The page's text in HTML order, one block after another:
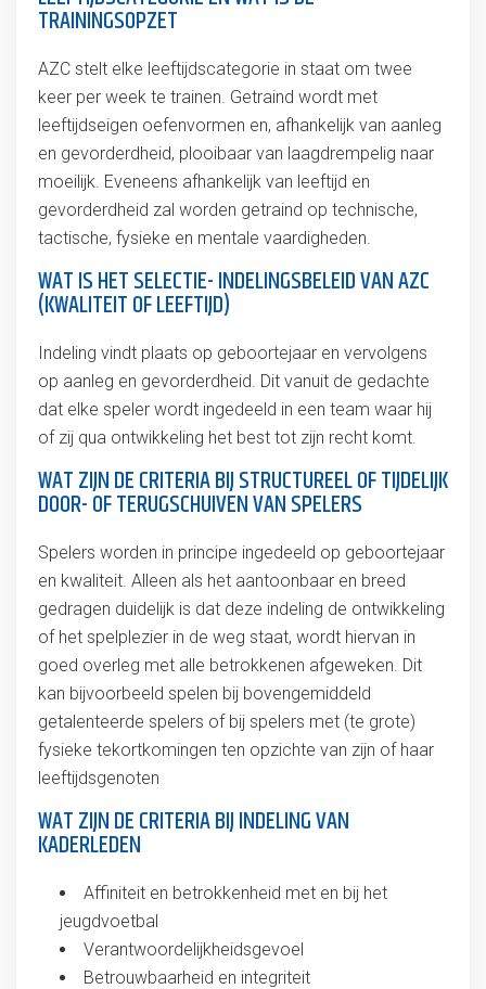
TRAININGSOPZET
AZC stelt elke leeftijdscategorie in staat om twee
keer per week te trainen. Getraind wordt met
leeftijdseigen oefenvormen en, afhankelijk van aanleg
en gevorderdheid, plooibaar van laagdrempelig naar
moeilijk. Eveneens afhankelijk van leeftijd en
gevorderdheid zal worden getraind op technische,
tactische, fysieke en mentale vaardigheden.
WAT IS HET SELECTIE- INDELINGSBELEID VAN AZC
(KWALITEIT OF LEEFTIJD)
Indeling vindt plaats op geboortejaar en vervolgens
op aanleg en gevorderdheid. Dit vanuit de gedachte
dat elke speler wordt ingedeeld in een team waar hij
of zij qua ontwikkeling het best tot zijn recht komt.
WAT ZIJN DE CRITERIA BIJ STRUCTUREEL OF TIJDELIJK
DOOR- OF TERUGSCHUIVEN VAN SPELERS
Spelers worden in principe ingedeeld op geboortejaar
en kwaliteit. Alleen als het aantoonbaar en breed
gedragen duidelijk is dat deze indeling de ontwikkeling
of het spelplezier in de weg staat, wordt hiervan in
goed overleg met alle betrokkenen afgeweken. Dit
kan bijvoorbeeld spelen bij bovengemiddeld
getalenteerde spelers of bij spelers met (te grote)
fysieke tekortkomingen ten opzichte van zijn of haar
leeftijdsgenoten
WAT ZIJN DE CRITERIA BIJ INDELING VAN
KADERLEDEN
Affiniteit en betrokkenheid met en bij het
jeugdvoetbal
Verantwoordelijkheidsgevoel
Betrouwbaarheid en integriteit